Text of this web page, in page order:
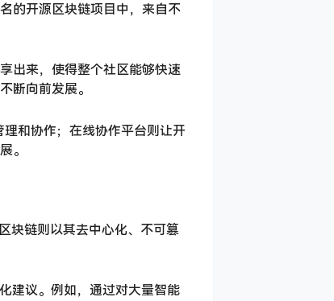
的开源区块链项目中，来自不
出来，使得整个社区能够快速
断向前发展。
和协作；在线协作平台则让开
。
块链则以其去中心化、不可篡
建议。例如，通过对大量智能